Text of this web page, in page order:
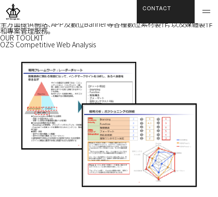
CONTACT
SERVICE
DIGITAL PRODUCTION
expand_more
全方面提供網站、APP及數位Banner等各種數位素材製作，以及媒體製作
和專案管理服務。
OUR TOOLKIT
OZS Competitive Web Analysis